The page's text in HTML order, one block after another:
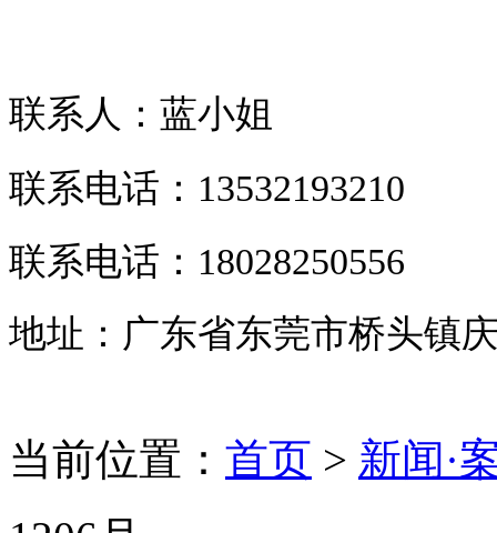
联系人： 蓝小姐
联系电话： 13532193210
联系电话： 18028250556
地址： 广东省东莞市桥头镇
当前位置： 首页 > 新闻·